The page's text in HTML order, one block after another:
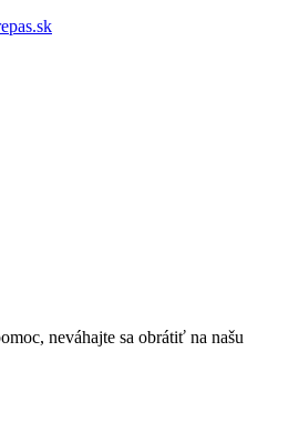
neváhajte sa obrátiť na našu